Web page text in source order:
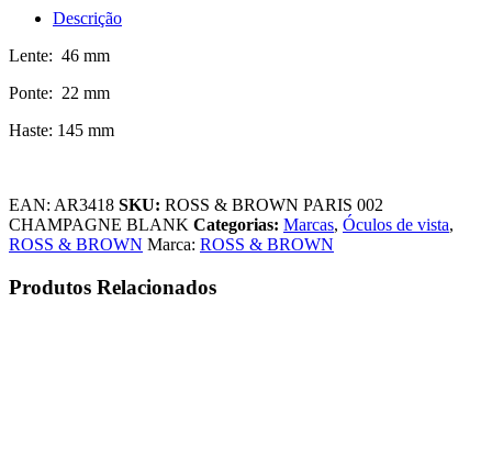
Descrição
Lente: 46 mm
Ponte: 22 mm
Haste: 145 mm
EAN: AR3418 SKU: ROSS & BROWN PARIS 002
CHAMPAGNE BLANK Categorias: Marcas, Óculos de vista,
ROSS & BROWN Marca: ROSS & BROWN
Produtos Relacionados